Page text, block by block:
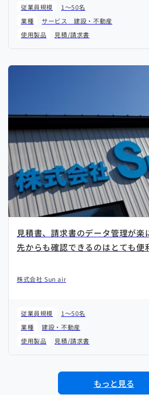
従業員規模
1～50名
業種
サービス
建設・不動産
使用製品
見積/請求書
見積書、請求書のデータ管理が楽
先からも確認できるのはとても便
株式会社 Sun air
従業員規模
1～50名
業種
建設・不動産
使用製品
見積/請求書
もっと見る